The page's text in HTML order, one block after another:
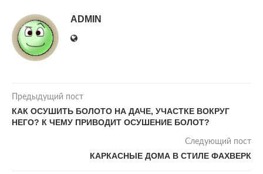
ADMIN
Предыдущий пост
КАК ОСУШИТЬ БОЛОТО НА ДАЧЕ, УЧАСТКЕ ВОКРУГ
НЕГО? К ЧЕМУ ПРИВОДИТ ОСУШЕНИЕ БОЛОТ?
Следующий пост
КАРКАСНЫЕ ДОМА В СТИЛЕ ФАХВЕРК